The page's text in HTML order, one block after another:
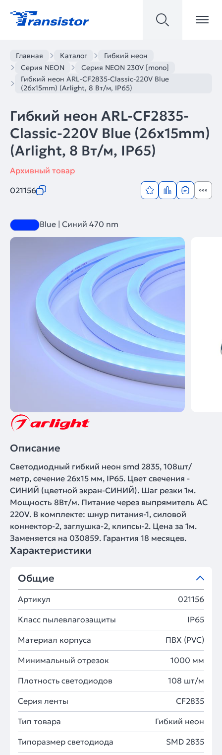
Главная Каталог
Гибкий неон
Серия NEON
Серия NEON 230V [mono]
Гибкий неон ARL-CF2835-Classic-220V Blue
(26x15mm) (Arlight, 8 Вт/м, IP65)
Гибкий неон ARL-CF2835-
Classic-220V Blue (26x15mm)
(Arlight, 8 Вт/м, IP65)
Архивный товар
021156
Blue | Синий 470 nm
Описание
Светодиодный гибкий неон smd 2835, 108шт/
метр, сечение 26х15 мм, IP65. Цвет свечения -
СИНИЙ (цветной экран-СИНИЙ). Шаг резки 1м.
Мощность 8Вт/м. Питание через выпрямитель AC
220V. В комплекте: шнур питания-1, силовой
коннектор-2, заглушка-2, клипсы-2. Цена за 1м.
Заменяется на 030859. Гарантия 18 месяцев.
Характеристики
Общие
Артикул 021156
Класс пылевлагозащиты IP65
Материал корпуса ПВХ (PVC)
Минимальный отрезок 1000 мм
Плотность светодиодов 108 шт/м
Серия ленты CF2835
Тип товара Гибкий неон
Типоразмер светодиода SMD 2835